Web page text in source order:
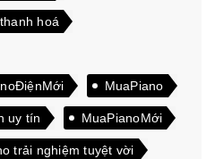
hoá
MuaPiano
uy tín MuaPianoMới
trải nghiệm tuyệt vời